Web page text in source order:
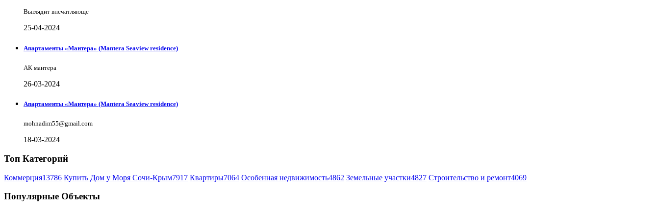
Выглядит впечатляюще
25-04-2024
Апартаменты «Мантера» (Mantera Seaview rеsidence)
АК мантера
26-03-2024
Апартаменты «Мантера» (Mantera Seaview rеsidence)
mohnadim55@gmail.com
18-03-2024
Топ Категорий
Коммерция13786 Купить Дом у Моря Сочи-Крым7917 Квартиры7064 Особенная недвижимость4862 Земельные участки4827 Строительство и ремонт4069
Популярные Объекты